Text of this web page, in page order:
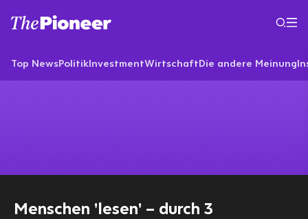
Top NewsPolitikInvestmentWirtschaftDie andere Meinung
Menschen 'lesen' – durch 3